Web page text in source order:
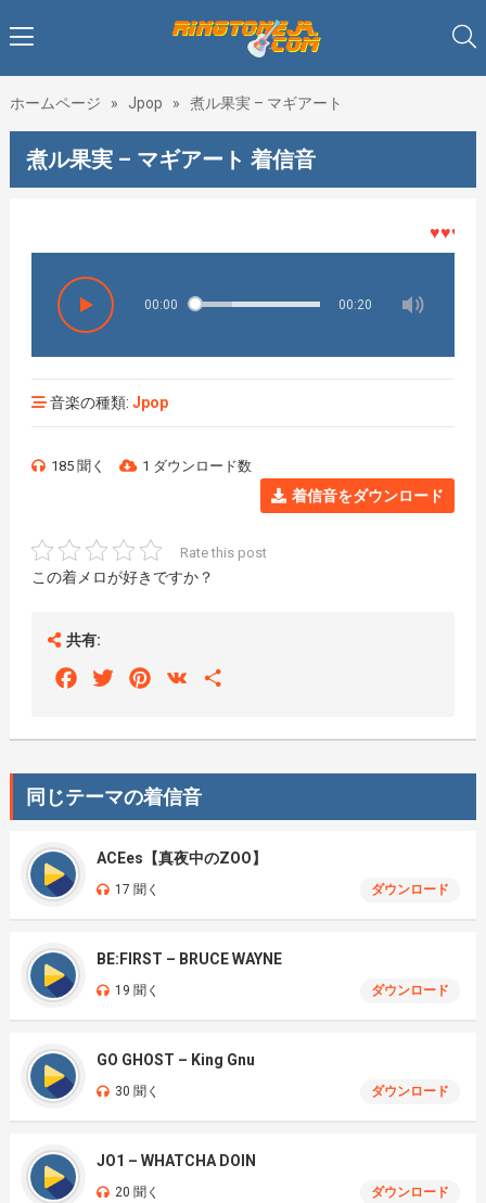
ホームページ » Jpop » 煮ル果実 – マギアート
煮ル果実 – マギアート 着信音
♥♥♥着メ
00:00 00:20
音楽の種類: Jpop
185 聞く 1 ダウンロード数
着信音をダウンロード
Rate this post
この着メロが好きですか？
共有:
FacebookTwitterPinterest
VK
同じテーマの着信音
ACEes【真夜中のZOO】
17 聞く ダウンロード
BE:FIRST – BRUCE WAYNE
19 聞く ダウンロード
GO GHOST – King Gnu
30 聞く ダウンロード
JO1 – WHATCHA DOIN
20 聞く ダウンロード